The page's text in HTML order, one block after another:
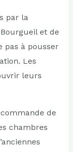
par la
et de
pas à pousser
Les
leurs
de
chambres